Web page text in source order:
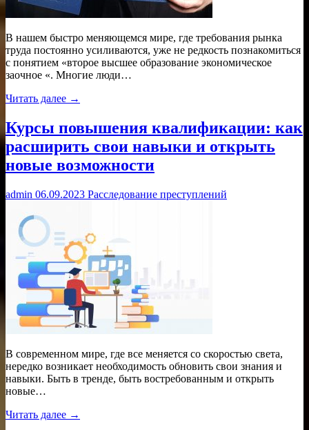
В нашем быстро меняющемся мире, где требования рынка
труда постоянно усиливаются, уже не редкость познакомиться
с понятием «второе высшее образование экономическое
заочное «. Многие люди…
Читать далее →
Курсы повышения квалификации: как
расширить свои навыки и открыть
новые возможности
admin 06.09.2023 Расследование преступлений
В современном мире, где все меняется со скоростью света,
нередко возникает необходимость обновить свои знания и
навыки. Быть в тренде, быть востребованным и открыть
новые…
Читать далее →